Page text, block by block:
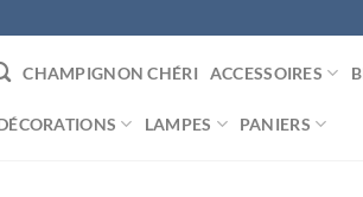
CHAMPIGNON CHÉRI ACCESSOIRES
LAMPES PANIERS